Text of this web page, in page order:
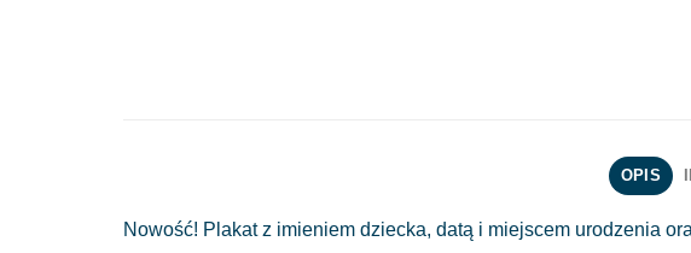
OPIS
Nowość! Plakat z imieniem dziecka, datą i miejscem urodzenia